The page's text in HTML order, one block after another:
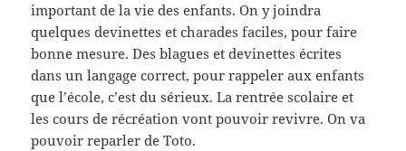
important de la vie des enfants. On y joindra
quelques devinettes et charades faciles, pour faire
bonne mesure. Des blagues et devinettes écrites
dans un langage correct, pour rappeler aux enfants
que l’école, c’est du sérieux. La rentrée scolaire et
les cours de récréation vont pouvoir revivre. On va
pouvoir reparler de Toto.